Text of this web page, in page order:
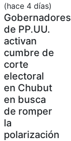
(hace 4 días)
Gobernadores
de PP.UU.
activan
cumbre de
corte
electoral
en Chubut
en busca
de romper
la
polarización